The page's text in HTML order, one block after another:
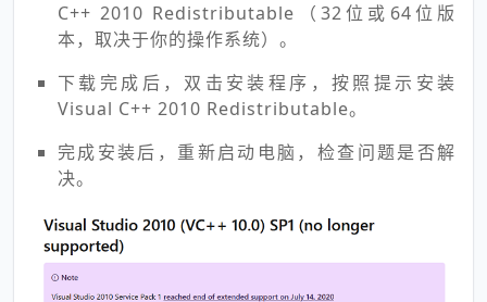
C++ 2010 Redistributable（32位或64位版
本，取决于你的操作系统）。
下载完成后，双击安装程序，按照提示安装
Visual C++ 2010 Redistributable。
完成安装后，重新启动电脑，检查问题是否解
决。